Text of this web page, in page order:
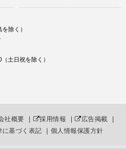
除く）
土日祝を除く）
社概要 ｜ 採用情報 ｜ 広告掲載 ｜
に基づく表記 ｜ 個人情報保護方針